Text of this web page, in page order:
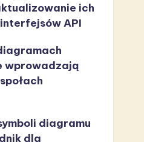
ich
API
wprowadzają
diagramu
dla